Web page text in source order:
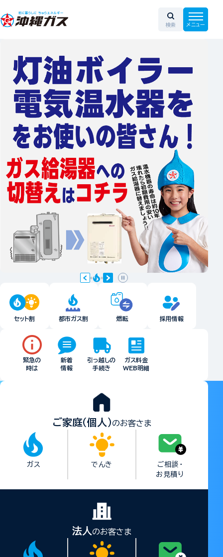
セット割 都市ガス割 燃転 採用情報
緊急の
時は
新着
情報
引っ越しの
手続き
ガス料金
WEB明細
ご家庭（個人）のお客さま
ガス でんき
ご相談・
お見積り
法人 のお客さま